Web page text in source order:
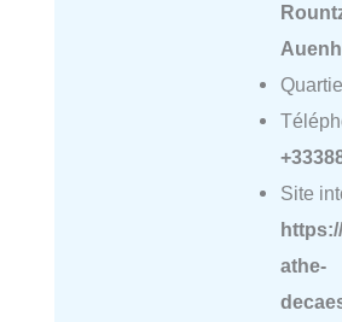
Site
athe-